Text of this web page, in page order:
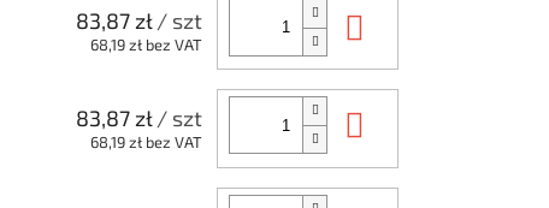
83,87 zł/ szt
68,19 zł bez VAT
83,87 zł/ szt
68,19 zł bez VAT